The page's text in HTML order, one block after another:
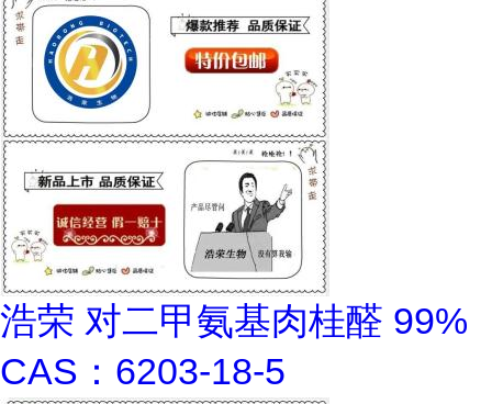
浩荣 对二甲氨基肉桂醛 99%
CAS：6203-18-5